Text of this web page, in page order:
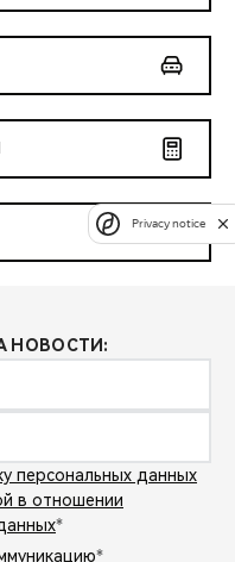
НОВОСТИ:
персональных данных
в отношении
*
*
Privacy notice